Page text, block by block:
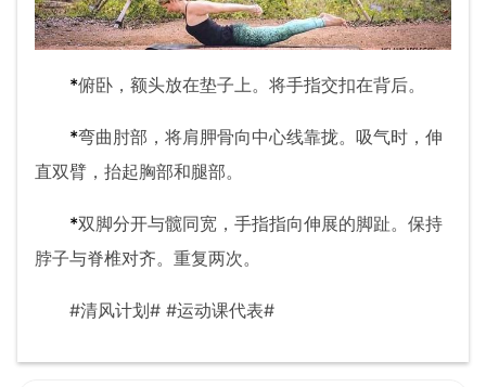
*俯卧，额头放在垫子上。将手指交扣在背后。
*弯曲肘部，将肩胛骨向中心线靠拢。吸气时，伸
直双臂，抬起胸部和腿部。
*双脚分开与髋同宽，手指指向伸展的脚趾。保持
脖子与脊椎对齐。重复两次。
#清风计划# #运动课代表#